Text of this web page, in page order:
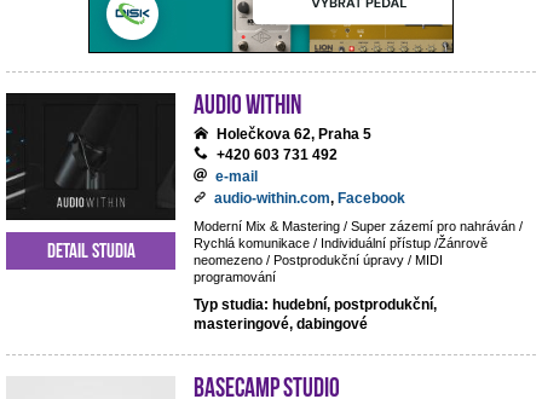
Audio Within
Holečkova 62, Praha 5
+420 603 731 492
e-mail
audio-within.com, Facebook
Moderní Mix & Mastering / Super zázemí pro nahráván /
Rychlá komunikace / Individuální přístup /Žánrově
neomezeno / Postprodukční úpravy / MIDI
programování
Typ studia: hudební, postprodukční,
masteringové, dabingové
Detail studia
BaseCamp studio